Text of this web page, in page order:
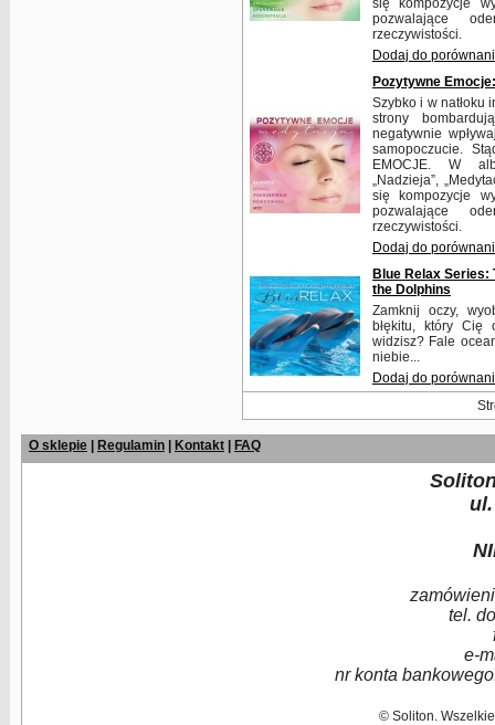
się kompozycje
pozwalające
rzeczywistości.
Dodaj do
Pozytywne
Szybko i w natłoku
strony
negatywnie
samopoczucie.
EMOCJE. W
„Nadzieja”,
się kompozycje
pozwalające
rzeczywistości.
Dodaj do
Blue Relax Series:
the Dolphins
Zamknij oczy,
błękitu, który Cię
widzisz? Fale
niebie...
Dodaj do
O sklepie Regulamin Kontakt FAQ
tel.
e-
nr konta
© Soliton.